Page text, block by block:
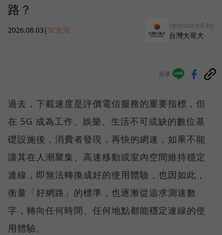
路？
2026.08.03 | 3C生活
sponsored by
台灣大哥大
分享
過去，下載速度是評價電信服務的重要指標，但
在 5G 成為工作、娛樂、生活不可或缺的數位基
礎設施後，消費者發現，再快的網速，如果不能
讓其在人潮聚集、高速移動或室內空間維持穩定
連線，即無法轉換成好的使用體驗，也因如此，
衡量「好網路」的標準，也逐漸從追求測速數
字，轉向任何時間、任何地點都能穩定連線的使
用體驗。